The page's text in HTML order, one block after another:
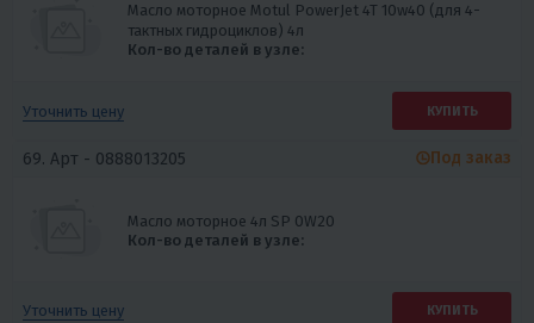
Масло моторное Motul PowerJet 4T 10w40 (для 4-
тактных гидроциклов) 4л
Кол-во деталей в узле:
Уточнить цену КУПИТЬ
69. Арт - 0888013205
Масло моторное 4л SP 0W20
Кол-во деталей в узле:
Под заказ
Уточнить цену КУПИТЬ